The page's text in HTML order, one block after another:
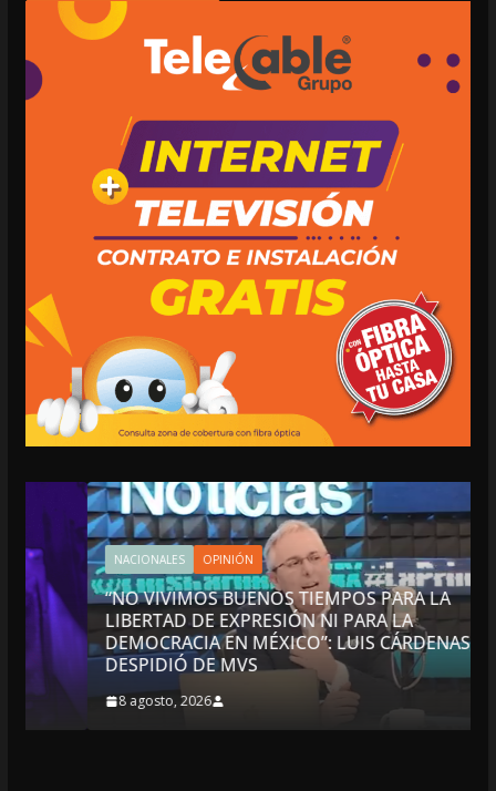
NACIONALES OPINIÓN
“NO VIVIMOS BUENOS TIEMPOS PARA LA
LIBERTAD DE EXPRESIÓN NI PARA LA
DEMOCRACIA EN MÉXICO”: LUIS CÁRDENAS; SE
DESPIDIÓ DE MVS
8 agosto, 2026